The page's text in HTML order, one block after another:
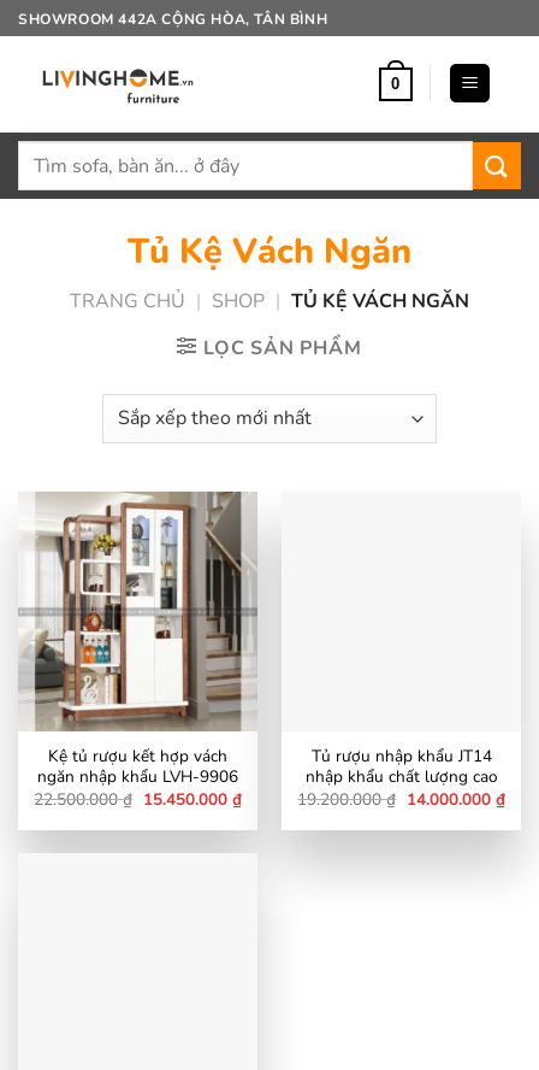
Bỏ
qua
SHOWROOM 442A CỘNG HÒA, TÂN BÌNH
0
Tìm
Tủ Kệ Vách Ngăn
TRANG CHỦ | SHOP | TỦ KỆ VÁCH NGĂN
LỌC SẢN PHẨM
Kệ tủ rượu kết hợp vách
ngăn nhập khẩu LVH-9906
22.500.000₫ Giá
là:
15.450.000 ₫Giá
hiện
tại
Tủ rượu nhập khẩu JT14
nhập khẩu chất lượng cao
19.200.000₫ Giá
là:
14.000.000 ₫Giá
hiện
tại